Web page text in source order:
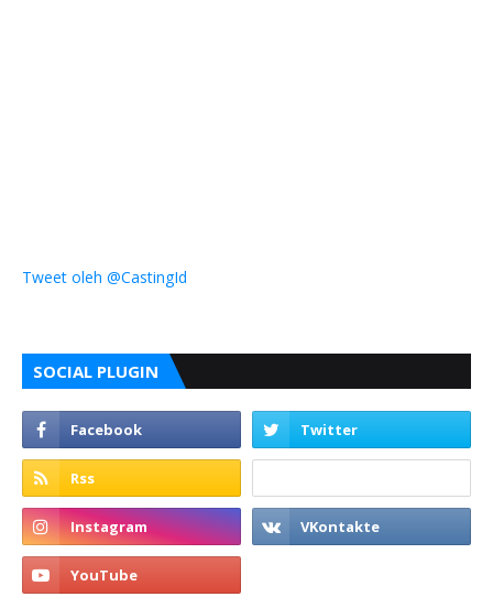
Tweet oleh @CastingId
SOCIAL PLUGIN